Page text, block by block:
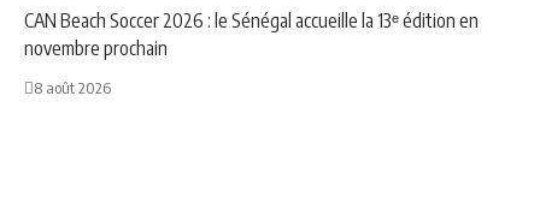
CAN Beach Soccer 2026 : le Sénégal accueille la 13ᵉ édition en
novembre prochain
8 août 2026